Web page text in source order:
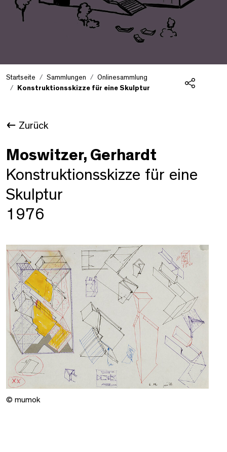
Startseite Sammlungen
Onlinesammlung
Konstruktionsskizze für eine Skulptur
Zurück
Moswitzer, Gerhardt
Konstruktionsskizze für eine
Skulptur
1976
© mumok